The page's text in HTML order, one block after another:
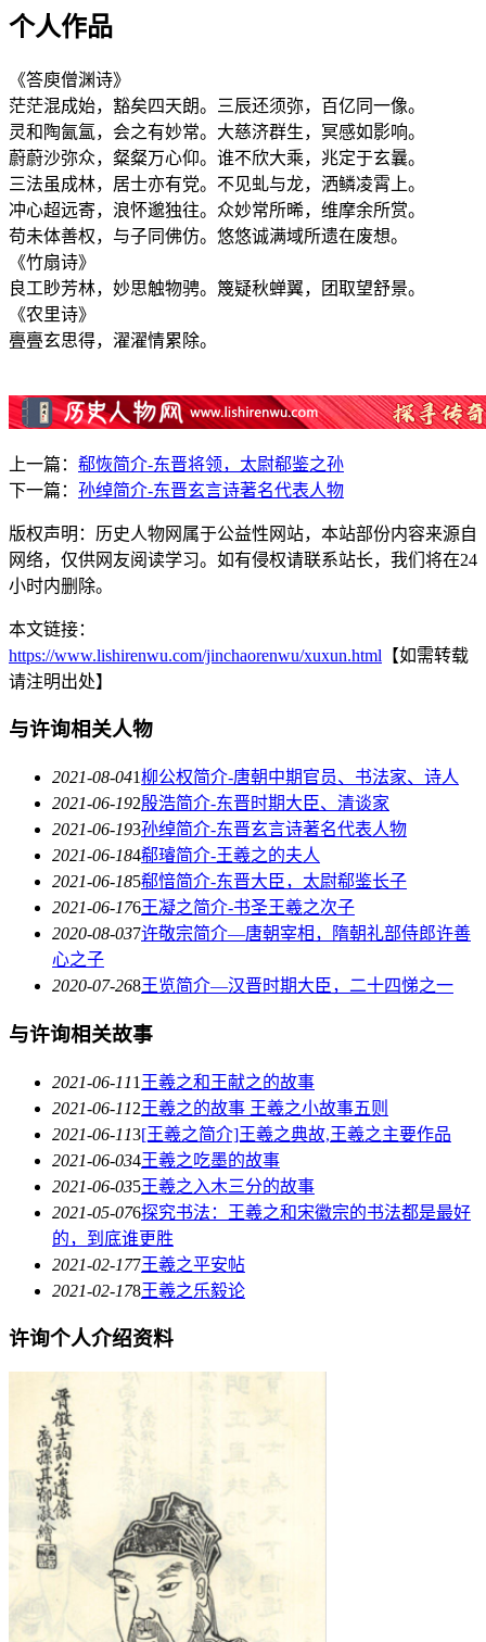
个人作品
《答庾僧渊诗》
茫茫混成始，豁矣四天朗。三辰还须弥，百亿同一像。
灵和陶氤氲，会之有妙常。大慈济群生，冥感如影响。
蔚蔚沙弥众，粲粲万心仰。谁不欣大乘，兆定于玄曩。
三法虽成林，居士亦有党。不见虬与龙，洒鳞凌霄上。
冲心超远寄，浪怀邈独往。众妙常所晞，维摩余所赏。
苟未体善权，与子同佛仿。悠悠诚满域所遗在废想。
《竹扇诗》
良工眇芳林，妙思触物骋。篾疑秋蝉翼，团取望舒景。
《农里诗》
亹亹玄思得，濯濯情累除。
上一篇： 郗恢简介-东晋将领，太尉郗鉴之孙
下一篇： 孙绰简介-东晋玄言诗著名代表人物
版权声明：历史人物网属于公益性网站，本站部份内容来源自
网络，仅供网友阅读学习。如有侵权请联系站长，我们将在24
小时内删除。
本文链接：
https://www.lishirenwu.com/jinchaorenwu/xuxun.html 【如需转载
请注明出处】
与许询相关人物
2021-08-041柳公权简介-唐朝中期官员、书法家、诗人
2021-06-192殷浩简介-东晋时期大臣、清谈家
2021-06-193孙绰简介-东晋玄言诗著名代表人物
2021-06-184郗璿简介-王羲之的夫人
2021-06-185郗愔简介-东晋大臣，太尉郗鉴长子
2021-06-176王凝之简介-书圣王羲之次子
2020-08-037许敬宗简介—唐朝宰相，隋朝礼部侍郎许善
心之子
2020-07-268王览简介—汉晋时期大臣，二十四悌之一
与许询相关故事
2021-06-111 王羲之和王献之的故事
2021-06-112王羲之的故事 王羲之小故事五则
2021-06-113[王羲之简介]王羲之典故,王羲之主要作品
2021-06-034王羲之吃墨的故事
2021-06-035王羲之入木三分的故事
2021-05-076探究书法：王羲之和​宋徽宗​的书法都是最好
的，到底谁更胜
2021-02-177王羲之平安帖
2021-02-178王羲之乐毅论
许询个人介绍资料